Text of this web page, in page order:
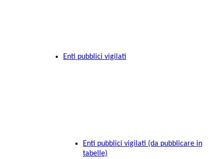
Enti pubblici vigilati
Enti pubblici vigilati (da pubblicare in
tabelle)